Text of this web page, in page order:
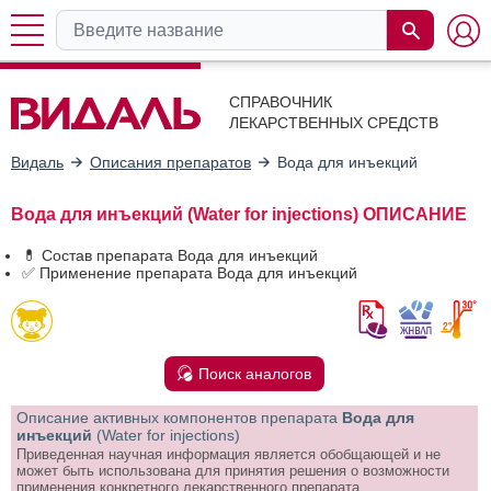
СПРАВОЧНИК
ЛЕКАРСТВЕННЫХ СРЕДСТВ
Видаль Описания препаратов Вода для инъекций
Вода для инъекций (Water for injections) ОПИСАНИЕ
💊 Состав препарата Вода для инъекций
✅ Применение препарата Вода для инъекций
Поиск аналогов
Описание активных компонентов препарата Вода для
инъекций (Water for injections)
Приведенная научная информация является обобщающей и не
может быть использована для принятия решения о возможности
применения конкретного лекарственного препарата.